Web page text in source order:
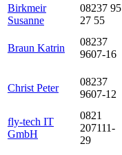
Birkmeir
Susanne
08237 95
27 55
Braun Katrin
08237
9607-16
Christ Peter
08237
9607-12
fly-tech IT
GmbH
0821
207111-
29